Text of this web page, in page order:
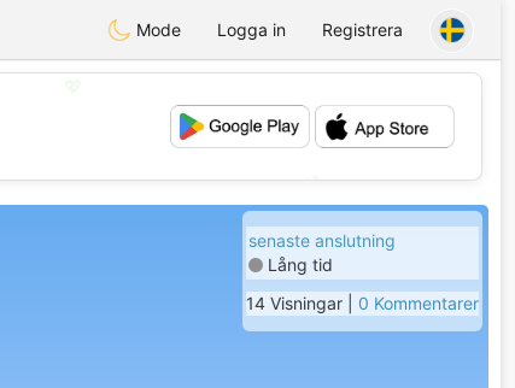
Mode Logga in Registrera
💕
senaste anslutning
Lång tid
14 Visningar | 0 Kommentarer